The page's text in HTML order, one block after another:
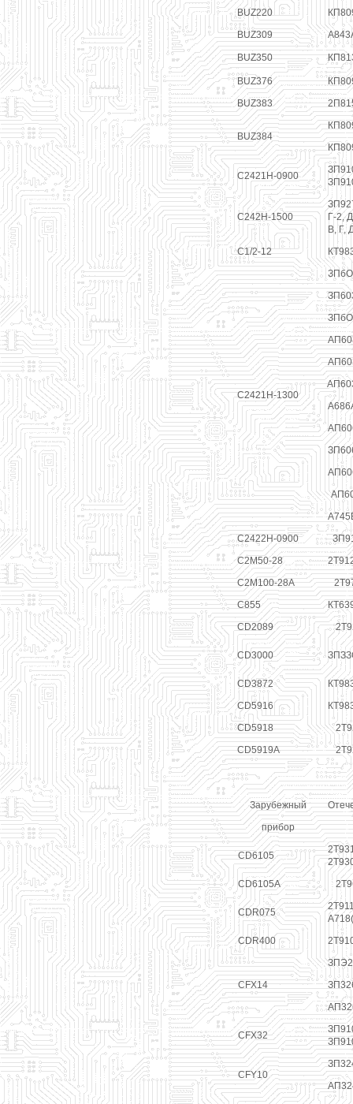
BUZ220
BUZ309
BUZ350
BUZ376
BUZ383
BUZ384
С2421Н-0900
С242Н-1500
Г-2,
В, Г,
С1/2-12
С2421Н-1300
С2422Н-0900
С2М50-28
С2М100-28А
С855
CD2089
CD3000
CD3872
CD5916
CD5918
CD5919A
Зарубежный
прибор
CD6105
CD6105A
CDR075
CDR400
CFX14
CFX32
CFY10